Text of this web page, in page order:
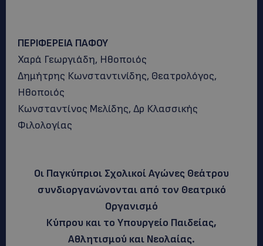
ΠΕΡΙΦΕΡΕΙΑ ΠΑΦΟΥ
Χαρά Γεωργιάδη, Ηθοποιός
Δημήτρης Κωνσταντινίδης, Θεατρολόγος,
Ηθοποιός
Κωνσταντίνος Μελίδης, Δρ Κλασσικής
Φιλολογίας
Οι Παγκύπριοι Σχολικοί Αγώνες Θεάτρου
συνδιοργανώνονται από τον Θεατρικό
Οργανισμό
Κύπρου και το Υπουργείο Παιδείας,
Αθλητισμού και Νεολαίας.